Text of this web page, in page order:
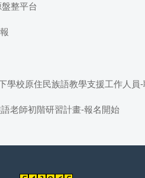
整平台
校原住民族語教學支援工作人員-
老師初階研習計畫-報名開始